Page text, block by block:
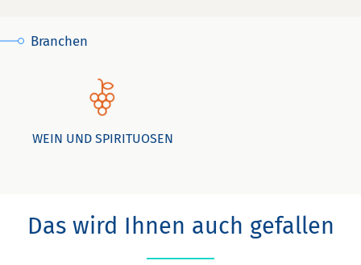
Branchen
WEIN UND SPIRITUOSEN
Das wird Ihnen auch gefallen